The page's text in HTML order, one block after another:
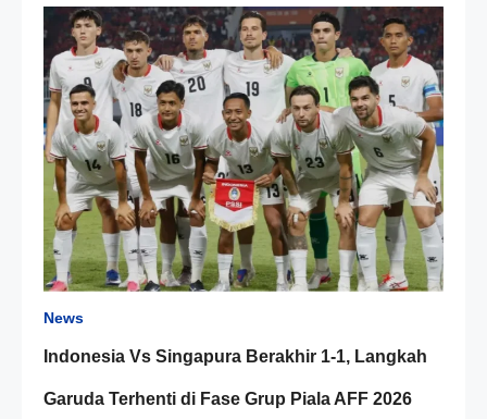
News
Indonesia Vs Singapura Berakhir 1-1, Langkah
Garuda Terhenti di Fase Grup Piala AFF 2026